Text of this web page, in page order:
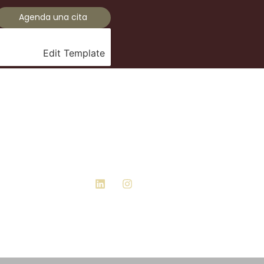
Agenda una cita
Edit Template